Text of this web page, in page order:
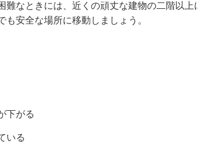
なときには、近くの頑丈な建物の二階以
安全な場所に移動しましょう。
下がる
いる